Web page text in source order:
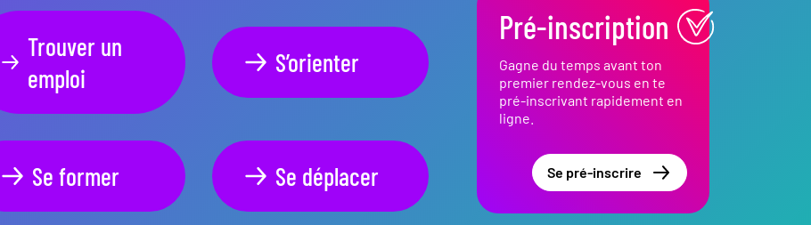
Trouver un
emploi
S’orienter
Se former Se déplacer
Pré-inscription
Gagne du temps avant ton
premier rendez-vous en te
pré-inscrivant rapidement en
ligne.
Se pré-inscrire